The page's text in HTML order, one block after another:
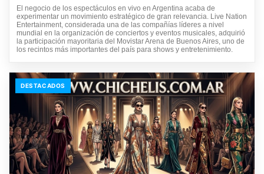
El negocio de los espectáculos en vivo en Argentina acaba de
experimentar un movimiento estratégico de gran relevancia. Live Nation
Entertainment, considerada una de las compañías líderes a nivel
mundial en la organización de conciertos y eventos musicales, adquirió
la participación mayoritaria del Movistar Arena de Buenos Aires, uno de
los recintos más importantes del país para shows y entretenimiento.
DESTACADOS